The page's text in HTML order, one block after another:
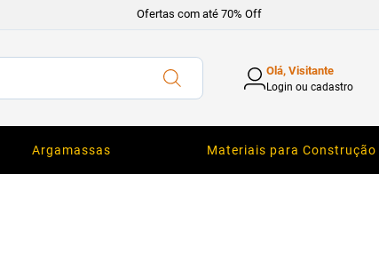
Ofertas com até 70% Off
Olá, Visitante
Login ou cadastro
Argamassas Materiais para Construção